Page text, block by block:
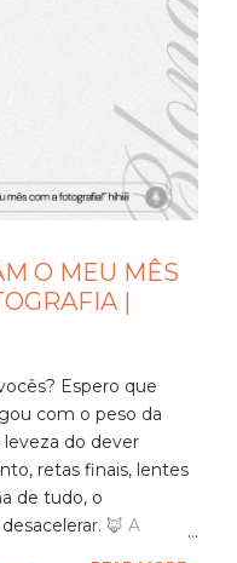
O MEU MÊS
|
Espero que
com o peso da
do dever
retas finais, lentes
de tudo, o
​🦊 A